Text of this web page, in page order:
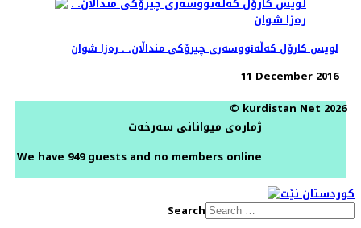
لویس کارۆل کەڵەنووسەری چیرۆکی منداڵان. . رەزا شوان
11 December 2016
© kurdistan Net 2026
ژمارەی میوانانی سەرخەت
We have 949 guests and no members online
Search